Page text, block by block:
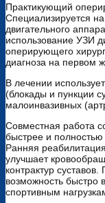
Практикующий
Специализируется
двигательного
использование УЗИ
оперирующего
диагноза на первом
В лечении
(блокады и пункции
малоинвазивных
Совместная работа
быстрее и полностью
Ранняя
улучшает
контрактур
возможность быстро
спортивным